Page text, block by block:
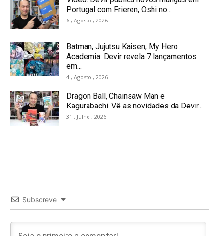
Portugal com Frieren, Oshi no...
6 , Agosto , 2026
Batman, Jujutsu Kaisen, My Hero
Academia: Devir revela 7 lançamentos
em...
4 , Agosto , 2026
Dragon Ball, Chainsaw Man e
Kagurabachi. Vê as novidades da Devir...
31 , Julho , 2026
Subscreve